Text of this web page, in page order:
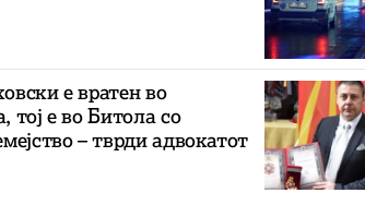
е вратен во
тој е во Битола со
– тврди адвокатот